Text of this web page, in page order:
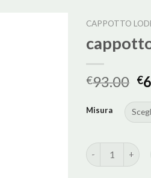
CAPPOTTO
€93.00 €
Misura
cappotto loden